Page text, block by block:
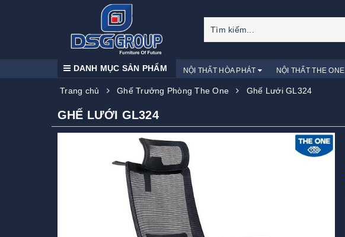
DANH MỤC SẢN PHẨM NỘI THẤT HÒA PHÁT NỘI THẤT THE ONE
Trang chủ Ghế Trưởng Phòng The One Ghế Lưới GL324
GHẾ LƯỚI GL324